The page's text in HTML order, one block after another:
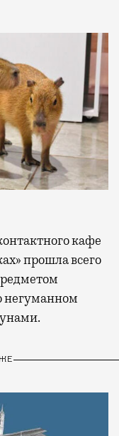
прошла всего
негуманном